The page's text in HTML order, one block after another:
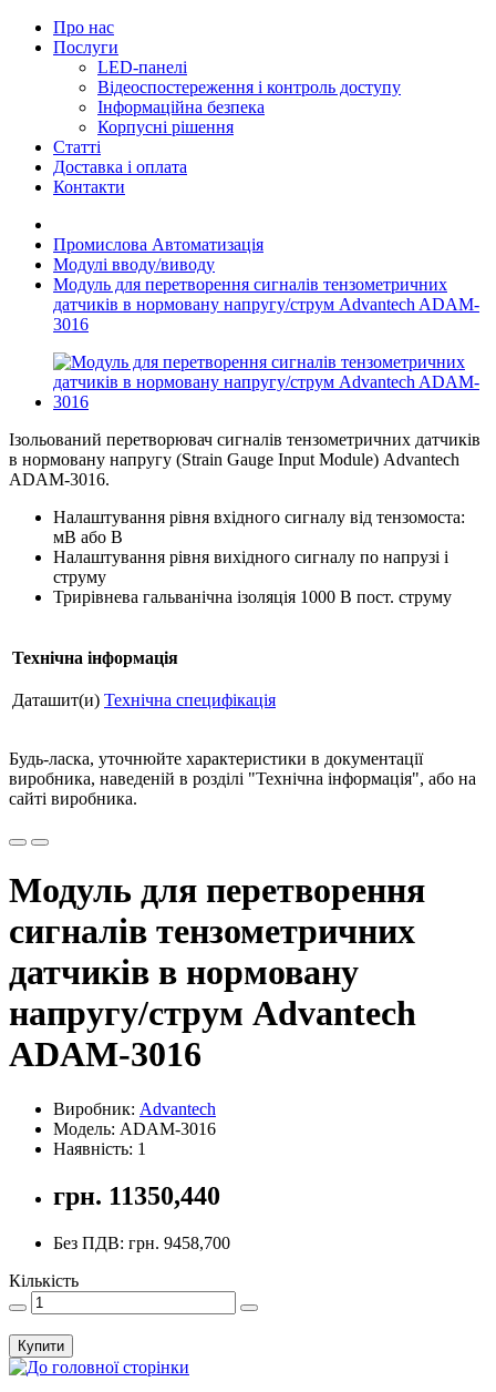
Про нас
Послуги
LED-панелі
Відеоспостереження і контроль доступу
Інформаційна безпека
Корпусні рішення
Статті
Доставка і оплата
Контакти
Промислова Автоматизація
Модулі вводу/виводу
Модуль для перетворення сигналів тензометричних
датчиків в нормовану напругу/струм Advantech ADAM-
3016
Ізольований перетворювач сигналів тензометричних датчиків
в нормовану напругу (Strain Gauge Input Module) Advantech
ADAM-3016.
Налаштування рівня вхідного сигналу від тензомоста:
мВ або В
Налаштування рівня вихідного сигналу по напрузі і
струму
Трирівнева гальванічна ізоляція 1000 В пост. струму
Технічна інформація
Даташит(и) Технічна специфікація
Будь-ласка, уточнюйте характеристики в документації
виробника, наведеній в розділі "Технічна інформація", або на
сайті виробника.
Модуль для перетворення
сигналів тензометричних
датчиків в нормовану
напругу/струм Advantech
ADAM-3016
Виробник: Advantech
Модель: ADAM-3016
Наявність: 1
грн. 11350,440
Без ПДВ: грн. 9458,700
Кількість
Купити